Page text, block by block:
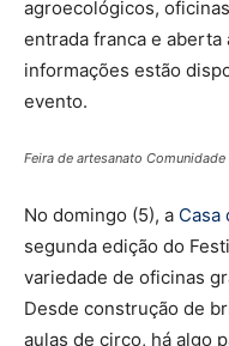
agroecológicos,
entrada franca e
informações estão
evento.
Feira de artesanato
No domingo (5), a Casa
segunda edição do
variedade de oficinas
Desde construção de
aulas de circo, há algo